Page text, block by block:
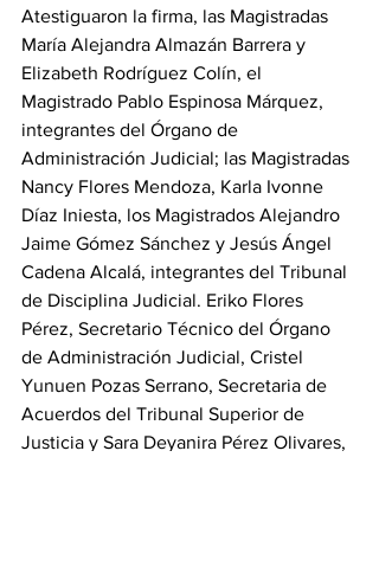
Atestiguaron la firma, las Magistradas
María Alejandra Almazán Barrera y
Elizabeth Rodríguez Colín, el
Magistrado Pablo Espinosa Márquez,
integrantes del Órgano de
Administración Judicial; las Magistradas
Nancy Flores Mendoza, Karla Ivonne
Díaz Iniesta, los Magistrados Alejandro
Jaime Gómez Sánchez y Jesús Ángel
Cadena Alcalá, integrantes del Tribunal
de Disciplina Judicial. Eriko Flores
Pérez, Secretario Técnico del Órgano
de Administración Judicial, Cristel
Yunuen Pozas Serrano, Secretaria de
Acuerdos del Tribunal Superior de
Justicia y Sara Deyanira Pérez Olivares,